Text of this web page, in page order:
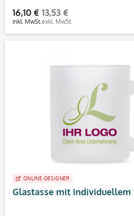
16,10 €
inkl. MwSt.
13,53 €
exkl. MwSt.
ONLINE-DESIGNER
Glastasse mit individuellem